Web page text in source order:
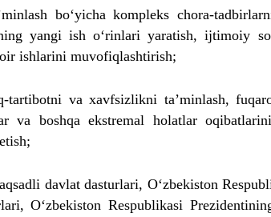
bo‘yicha kompleks chora-
yangi ish o‘rinlari yaratish, ijtimoiy
ishlarini muvofiqlashtirish;
tartibotni va xavfsizlikni ta’minlash,
va boshqa ekstremal holatlar
davlat dasturlari, O‘zbekiston
O‘zbekiston Respublikasi